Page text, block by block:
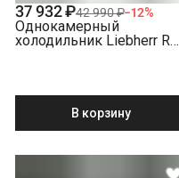
37 932 ₽42 990 ₽−12%
Однокамерный
холодильник Liebherr Re
В корзину